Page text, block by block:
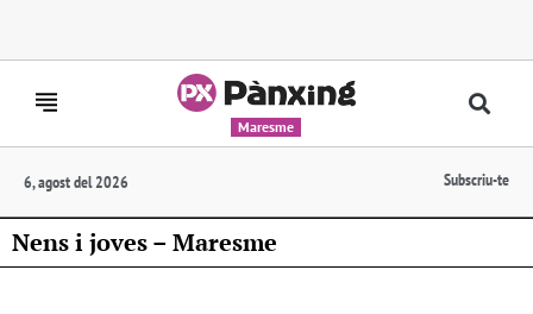
Maresme
6, agost del 2026 Subscriu-te
Nens i joves – Maresme